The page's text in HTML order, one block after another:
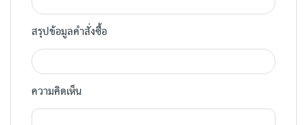
สรุปข้อมูลคำสั่งซื้อ
ความคิดเห็น